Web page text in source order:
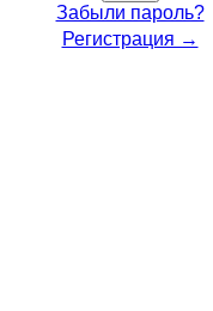
Забыли пароль?
Регистрация →